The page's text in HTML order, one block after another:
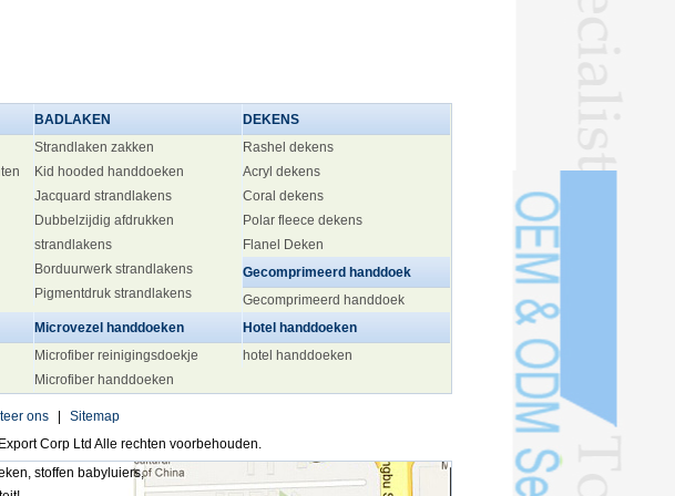
BADLAKEN
Strandlaken zakken
Kid hooded handdoeken
Jacquard strandlakens
Dubbelzijdig afdrukken
strandlakens
Borduurwerk strandlakens
Pigmentdruk strandlakens
DEKENS
Rashel dekens
Acryl dekens
Coral dekens
Polar fleece dekens
Flanel Deken
Gecomprimeerd handdoek
Gecomprimeerd handdoek
Microvezel handdoeken
Microfiber reinigingsdoekje
Microfiber handdoeken
Hotel handdoeken
hotel handdoeken
ons
Sitemap
Corp Ltd Alle rechten voorbehouden.
stoffen babyluiers,